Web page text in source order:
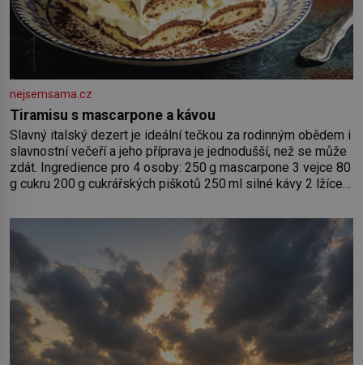
nejsemsama.cz
Tiramisu s mascarpone a kávou
Slavný italský dezert je ideální tečkou za rodinným obědem i
slavnostní večeří a jeho příprava je jednodušší, než se může
zdát. Ingredience pro 4 osoby: 250 g mascarpone 3 vejce 80
g cukru 200 g cukrářských piškotů 250 ml silné kávy 2 lžíce
bílků. Žloutky vyšlehejte s cukrem do světlé pěny a postupně
do nich vmíchejte mascarpone, aby vznikl hladký